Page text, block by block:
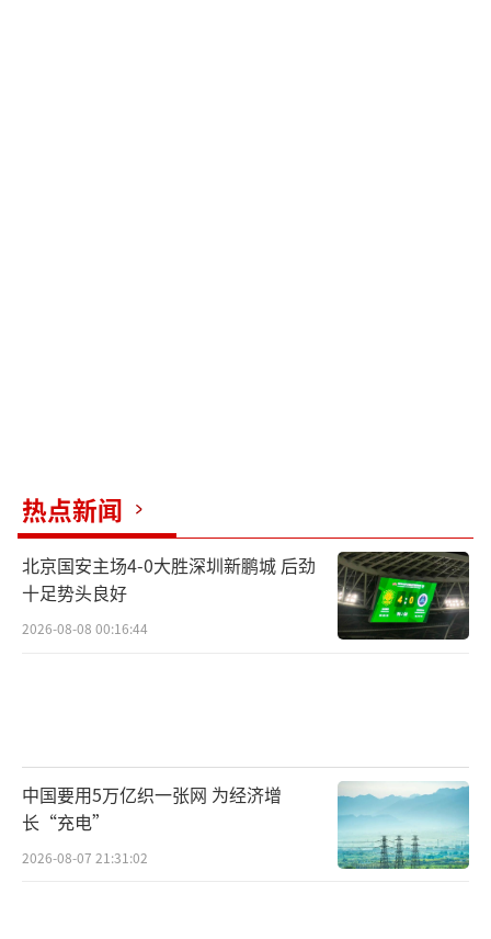
热点新闻
北京国安主场4-0大胜深圳新鹏城 后劲
十足势头良好
2026-08-08 00:16:44
中国要用5万亿织一张网 为经济增
长“充电”
2026-08-07 21:31:02